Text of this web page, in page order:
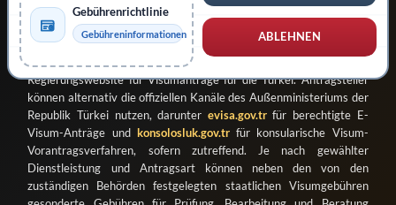
ABLEHNEN
Gebührenrichtlinie
Gebühreninformationen
Organizasyon Ticaret Limited Şirketials registrierter privater
Anbieter betrieben, der Antragsprüfung, Unterstützung bei der
Einreichung und damit verbundene Beratungsleistungen für
Visumanträge für die Türkei anbietet. Dies ist nicht die offizielle
Regierungswebsite für Visumanträge für die Türkei. Antragsteller
können alternativ die offiziellen Kanäle des Außenministeriums der
Republik Türkei nutzen, darunter evisa.gov.trfür berechtigte E-
Visum-Anträge und konsolosluk.gov.trfür konsularische Visum-
Vorantragsverfahren, sofern zutreffend. Je nach gewählter
Dienstleistung und Antragsart können neben den von den
zuständigen Behörden festgelegten staatlichen Visumgebühren